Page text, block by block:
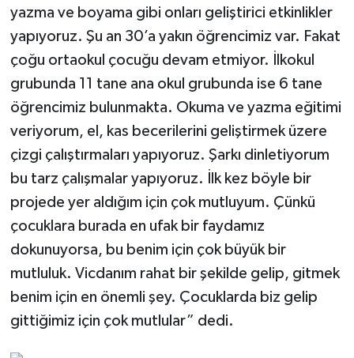
yazma ve boyama gibi onları geliştirici etkinlikler
yapıyoruz. Şu an 30’a yakın öğrencimiz var. Fakat
çoğu ortaokul çocuğu devam etmiyor. İlkokul
grubunda 11 tane ana okul grubunda ise 6 tane
öğrencimiz bulunmakta. Okuma ve yazma eğitimi
veriyorum, el, kas becerilerini geliştirmek üzere
çizgi çalıştırmaları yapıyoruz. Şarkı dinletiyorum
bu tarz çalışmalar yapıyoruz. İlk kez böyle bir
projede yer aldığım için çok mutluyum. Çünkü
çocuklara burada en ufak bir faydamız
dokunuyorsa, bu benim için çok büyük bir
mutluluk. Vicdanım rahat bir şekilde gelip, gitmek
benim için en önemli şey. Çocuklarda biz gelip
gittiğimiz için çok mutlular” dedi.